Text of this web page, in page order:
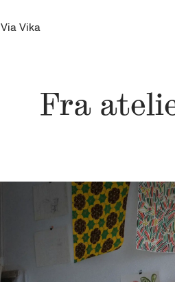
Via Vika
Fra